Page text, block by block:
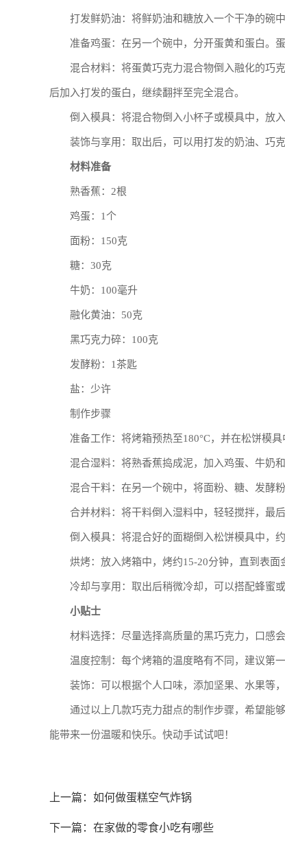
打发鲜奶油：将鲜奶油和糖放入一个干净的碗
准备鸡蛋：在另一个碗中，分开蛋黄和蛋白。
混合材料：将蛋黄巧克力混合物倒入融化的巧
后加入打发的蛋白，继续翻拌至完全混合。
倒入模具：将混合物倒入小杯子或模具中，放
装饰与享用：取出后，可以用打发的奶油、巧
材料准备
熟香蕉：2根
鸡蛋：1个
面粉：150克
糖：30克
牛奶：100毫升
融化黄油：50克
黑巧克力碎：100克
发酵粉：1茶匙
盐：少许
制作步骤
准备工作：将烤箱预热至180°C，并在松饼模具
混合湿料：将熟香蕉捣成泥，加入鸡蛋、牛奶
混合干料：在另一个碗中，将面粉、糖、发酵
合并材料：将干料倒入湿料中，轻轻搅拌，最
倒入模具：将混合好的面糊倒入松饼模具中，约
烘烤：放入烤箱中，烤约15-20分钟，直到表面
冷却与享用：取出后稍微冷却，可以搭配蜂蜜
小贴士
材料选择：尽量选择高质量的黑巧克力，口感会
温度控制：每个烤箱的温度略有不同，建议第
装饰：可以根据个人口味，添加坚果、水果等
通过以上几款巧克力甜点的制作步骤，希望能
能带来一份温暖和快乐。快动手试试吧！
上一篇： 如何做蛋糕空气炸锅
下一篇： 在家做的零食小吃有哪些